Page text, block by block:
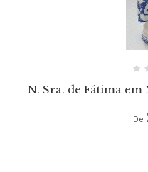
N. Sra. de Fátima
De